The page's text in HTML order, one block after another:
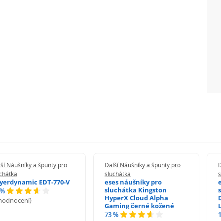
Náušníky a špunty pro
EDT-770-V
Další Náušníky a špunty pro
sluchátka
eses náušníky pro
sluchátka Kingston
HyperX Cloud Alpha
Gaming černé kožené
73 %